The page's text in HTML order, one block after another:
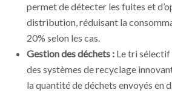
permet de détecter les fuites et
distribution, réduisant la
20% selon les cas.
Gestion des déchets : Le tri
des systèmes de recyclage
la quantité de déchets envoyés en